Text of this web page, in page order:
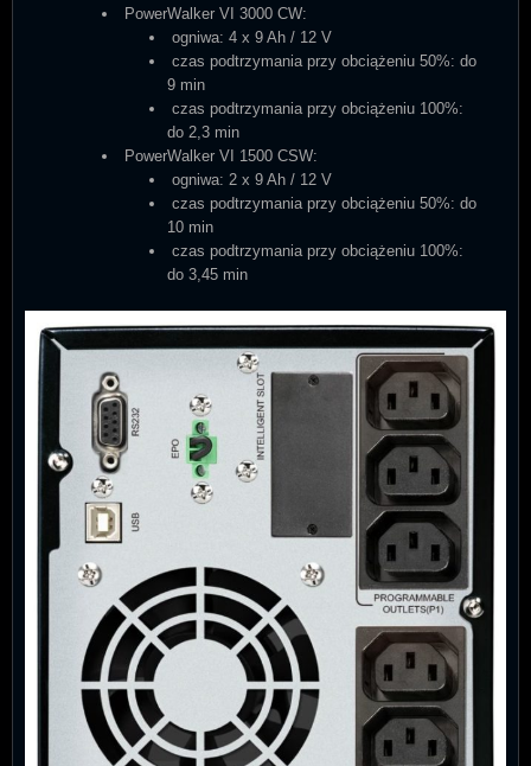
PowerWalker VI 3000 CW:
ogniwa: 4 x 9 Ah / 12 V
czas podtrzymania przy obciążeniu 50%: do
9 min
czas podtrzymania przy obciążeniu 100%:
do 2,3 min
PowerWalker VI 1500 CSW:
ogniwa: 2 x 9 Ah / 12 V
czas podtrzymania przy obciążeniu 50%: do
10 min
czas podtrzymania przy obciążeniu 100%:
do 3,45 min